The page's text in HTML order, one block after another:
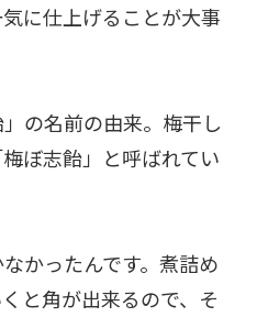
に仕上げることが大事
の名前の由来。梅干し
ぼ志飴」と呼ばれてい
かったんです。煮詰め
と角が出来るので、そ